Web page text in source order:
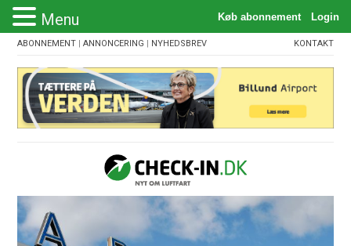
ABONNEMENT |ANNONCERING | NYHEDSBREV KONTAKT
Menu